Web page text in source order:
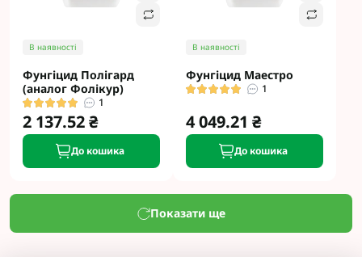
В наявності
Фунгіцид Полігард
(аналог Фолікур)
1
2 137.52 ₴
До кошика
В наявності
Фунгіцид Маестро
1
4 049.21 ₴
До кошика
Показати ще